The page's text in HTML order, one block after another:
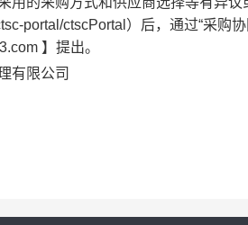
portal/ctscPortal）后，通过“采购
】 提出。
有限公司